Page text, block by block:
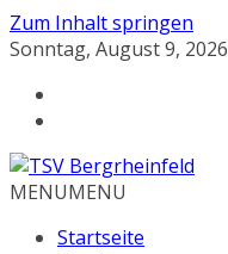
Zum Inhalt springen
Sonntag, August 9, 2026
MENUMENU
Startseite